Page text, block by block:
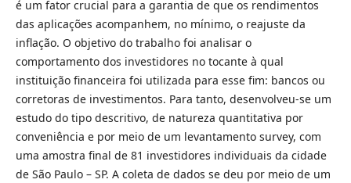
é um fator crucial para a garantia de que os rendimentos
das aplicações acompanhem, no mínimo, o reajuste da
inflação. O objetivo do trabalho foi analisar o
comportamento dos investidores no tocante à qual
instituição financeira foi utilizada para esse fim: bancos ou
corretoras de investimentos. Para tanto, desenvolveu-se um
estudo do tipo descritivo, de natureza quantitativa por
conveniência e por meio de um levantamento survey, com
uma amostra final de 81 investidores individuais da cidade
de São Paulo – SP. A coleta de dados se deu por meio de um